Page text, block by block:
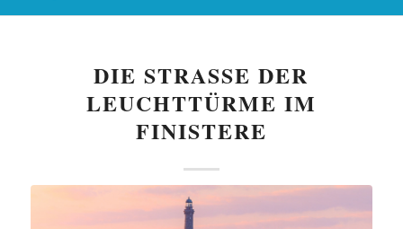
DIE STRASSE DER L
EUCHTTÜRME IM F
INISTERE